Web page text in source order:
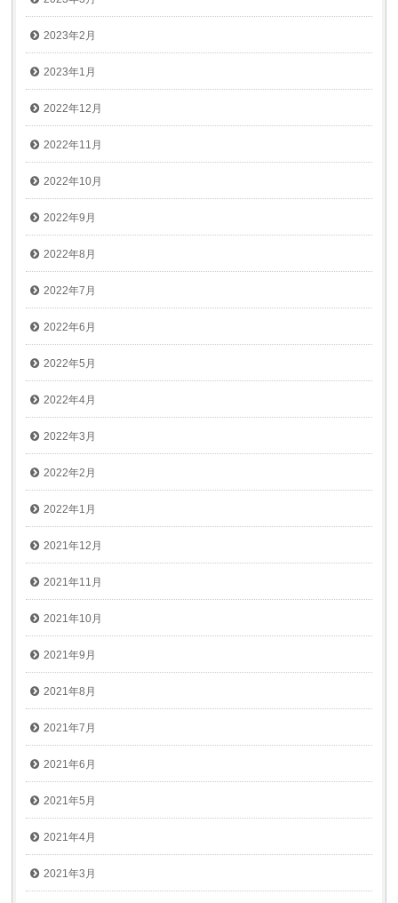
2023年2月
2023年1月
2022年12月
2022年11月
2022年10月
2022年9月
2022年8月
2022年7月
2022年6月
2022年5月
2022年4月
2022年3月
2022年2月
2022年1月
2021年12月
2021年11月
2021年10月
2021年9月
2021年8月
2021年7月
2021年6月
2021年5月
2021年4月
2021年3月